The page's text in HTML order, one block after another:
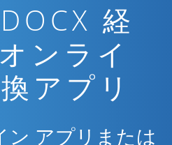
経
ンライ
アプリ
ン アプリまたは